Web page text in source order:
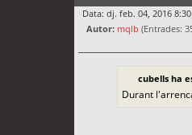
Data: dj. feb. 04, 2016
Autor: mqlb (Entrades:
cubells ha
Durant